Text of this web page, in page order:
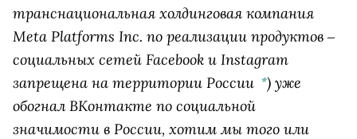
транснациональная холдинговая компания
Meta Platforms Inc. по реализации продуктов ‒
социальных сетей Facebook и Instagram
запрещена на территории России *) уже
обогнал ВКонтакте по социальной
значимости в России, хотим мы того или